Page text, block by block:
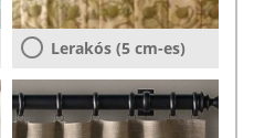
Lerakós (5 cm-es)